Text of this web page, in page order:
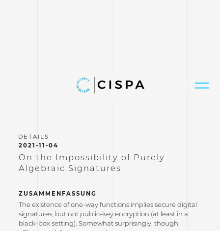
2021-11-04
On the Impossibility of Purely
Algebraic Signatures
ZUSAMMENFASSUNG
The existence of one-way functions implies secure digital
signatures, but not public-key encryption (at least in a
black-box setting). Somewhat surprisingly, though,